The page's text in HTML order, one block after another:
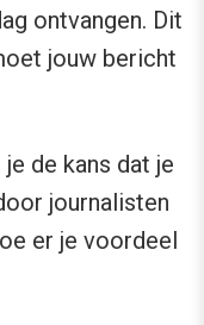
ontvangen. Dit
jouw bericht
de kans dat je
journalisten
er je voordeel